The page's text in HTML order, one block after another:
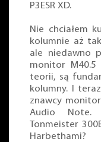
P3ESR XD.
Nie chciałem
kolumnie aż
ale niedawno
monitor
teorii, są
kolumny. I
znawcy
Audio Note.
Tonmeister
Harbethami?